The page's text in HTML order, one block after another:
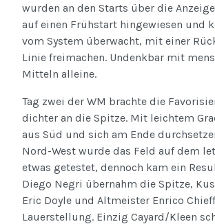
wurden an den Starts über die
auf einen Frühstart hingewiesen und
vom System überwacht, mit einer
Linie freimachen. Undenkbar mit
Mitteln alleine.
Tag zwei der WM brachte die
dichter an die Spitze. Mit leichtem
aus Süd und sich am Ende
Nord-West wurde das Feld auf dem
etwas getestet, dennoch kam ein
Diego Negri übernahm die Spitze,
Eric Doyle und Altmeister Enrico
Lauerstellung. Einzig Cayard/Kleen